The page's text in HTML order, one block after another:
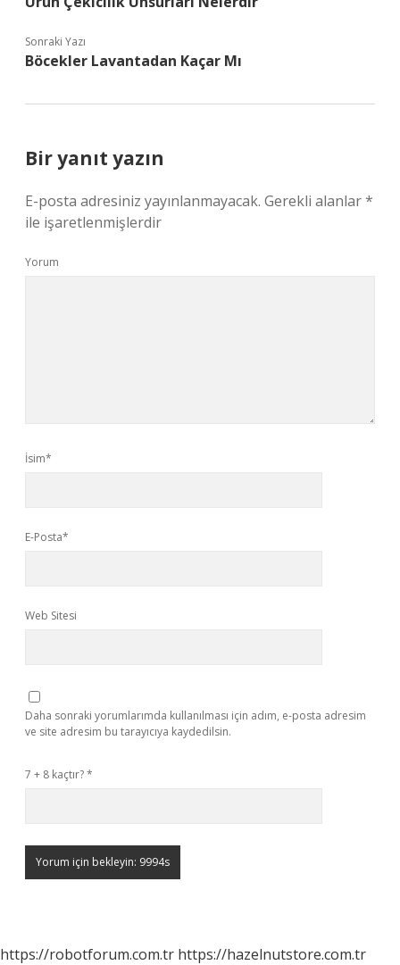
Sonraki Yazı
Böcekler Lavantadan Kaçar Mı
Bir yanıt yazın
E-posta adresiniz yayınlanmayacak. Gerekli alanlar*
ile işaretlenmişlerdir
Yorum
İsim*
E-Posta*
Web Sitesi
Daha sonraki yorumlarımda kullanılması için adım, e-posta adresim
ve site adresim bu tarayıcıya kaydedilsin.
7 + 8 kaçtır?*
https://robotforum.com.tr https://hazelnutstore.com.tr